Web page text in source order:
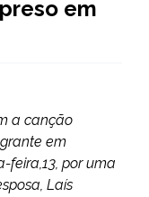
em
a canção
em
feira,13, por uma
Laís